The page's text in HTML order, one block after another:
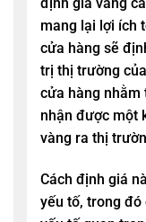
mang lại lợi ích
cửa hàng sẽ
trị thị trường
cửa hàng nhằm
nhận được một
vàng ra thị
Cách định giá
yếu tố, trong đó